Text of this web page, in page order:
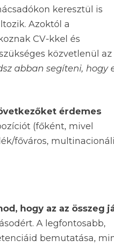
keresztül is
Azoktól a
CV-kkel és
közvetlenül az
abban segíteni, hogy
érdemes
(főként, mivel
főváros,
hogy az az összeg
A legfontosabb,
bemutatása,